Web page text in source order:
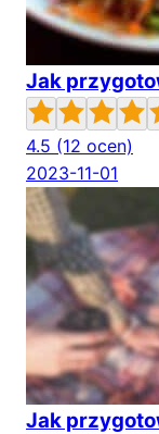
Jak
4.5 (12 ocen)
2023-11-01
Jak